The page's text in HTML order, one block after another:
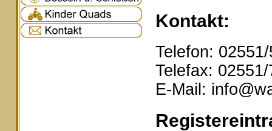
Kontakt:
Telefon:
Telefax:
E-Mail: